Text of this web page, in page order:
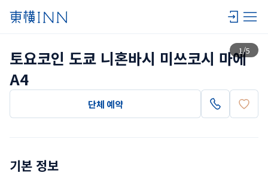
1/5
목록 보기
토요코인 도쿄 니혼바시 미쓰코시 마에
A4
단체 예약
기본 정보